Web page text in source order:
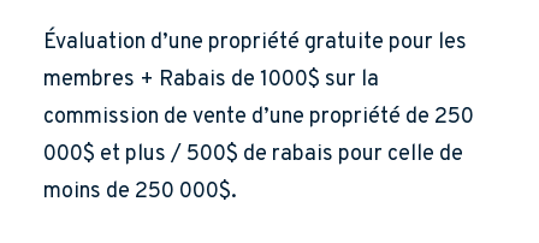
Évaluation d’une propriété gratuite pour les
membres + Rabais de 1000$ sur la
commission de vente d’une propriété de 250
000$ et plus / 500$ de rabais pour celle de
moins de 250 000$.